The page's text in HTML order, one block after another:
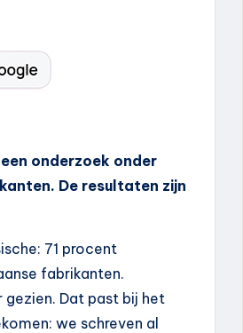
onderzoek onder
De resultaten zijn
71 procent
fabrikanten.
Dat past bij het
we schreven al